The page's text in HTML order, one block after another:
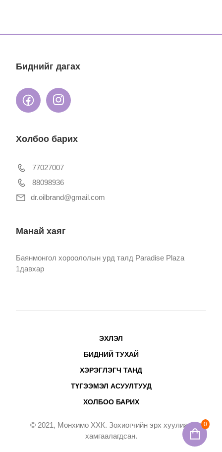
0
Биднийг дагах
Холбоо барих
77027007
88098936
dr.oilbrand@gmail.com
Манай хаяг
Баянмонгол хороололын урд талд Paradise Plaza
1давхар
ЭХЛЭЛ
БИДНИЙ ТУХАЙ
ХЭРЭГЛЭГЧ ТАНД
ТҮГЭЭМЭЛ АСУУЛТУУД
ХОЛБОО БАРИХ
© 2021, Монхимо ХХК. Зохиогчийн эрх хуулиар
хамгаалагдсан.